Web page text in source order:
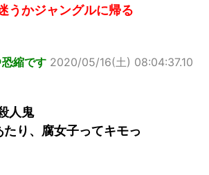
うかジャングルに帰る
縮です 2020/05/16(土) 08:04:37.10
人鬼
り、腐女子ってキモっ